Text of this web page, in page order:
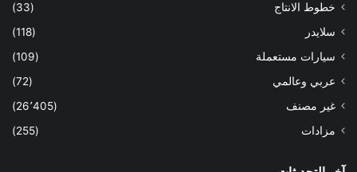
خطوط الانتاج
(33)
سلايدر
(118)
سيارات مستعملة
(109)
عربي وعالمي
(72)
غير مصنف
(26٬405)
مزادات
(255)